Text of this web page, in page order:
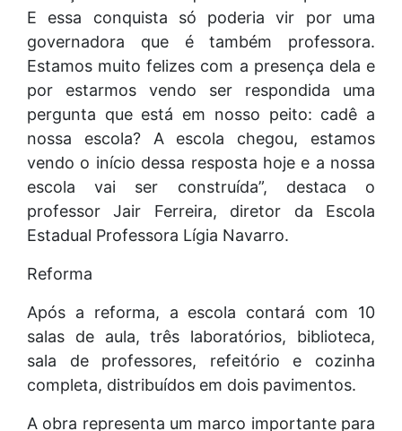
E essa conquista só poderia vir por uma
governadora que é também professora.
Estamos muito felizes com a presença dela e
por estarmos vendo ser respondida uma
pergunta que está em nosso peito: cadê a
nossa escola? A escola chegou, estamos
vendo o início dessa resposta hoje e a nossa
escola vai ser construída”, destaca o
professor Jair Ferreira, diretor da Escola
Estadual Professora Lígia Navarro.
Reforma
Após a reforma, a escola contará com 10
salas de aula, três laboratórios, biblioteca,
sala de professores, refeitório e cozinha
completa, distribuídos em dois pavimentos.
A obra representa um marco importante para